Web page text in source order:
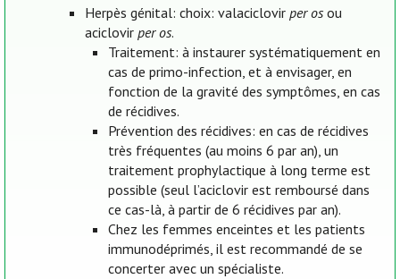
Herpès génital: choix: valaciclovir per osou
aciclovir per os.
Traitement: à instaurer systématiquement en
cas de primo-infection, et à envisager, en
fonction de la gravité des symptômes, en cas
de récidives.
Prévention des récidives: en cas de récidives
très fréquentes (au moins 6 par an), un
traitement prophylactique à long terme est
possible (seul l’aciclovir est remboursé dans
ce cas-là, à partir de 6 récidives par an).
Chez les femmes enceintes et les patients
immunodéprimés, il est recommandé de se
concerter avec un spécialiste.